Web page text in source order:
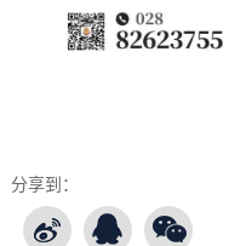
分享到：